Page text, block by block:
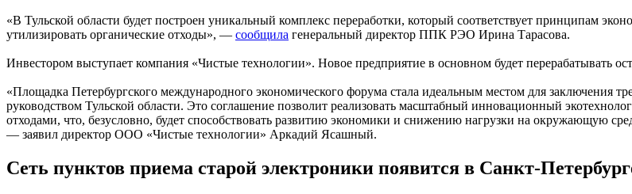
«В Тульской области будет построен уникальный комплекс переработки, который соответствует принципам
утилизировать органические отходы», — сообщила генеральный директор ППК РЭО Ирина Тарасова.
Инвестором выступает компания «Чистые технологии». Новое предприятие в основном будет перерабатывать
«Площадка Петербургского международного экономического форума стала идеальным местом для
руководством Тульской области. Это соглашение позволит реализовать масштабный инновационный
отходами, что, безусловно, будет способствовать развитию экономики и снижению нагрузки на окружающую
— заявил директор ООО «Чистые технологии» Аркадий Ясашный.
Сеть пунктов приема старой электроники появится в Санкт-